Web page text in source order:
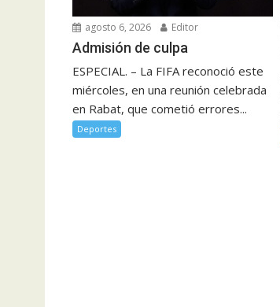
agosto 6, 2026 Editor
Admisión de culpa
ESPECIAL. – La FIFA reconoció este
miércoles, en una reunión celebrada
en Rabat, que cometió errores...
Deportes